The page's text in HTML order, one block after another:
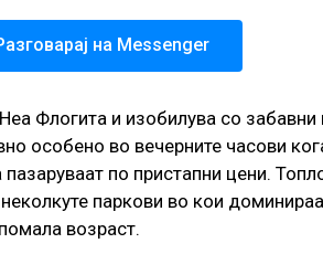
на Messenger
Флогита и изобилува со
особено во вечерните часови
по пристапни цени.
паркови во кои
возраст.